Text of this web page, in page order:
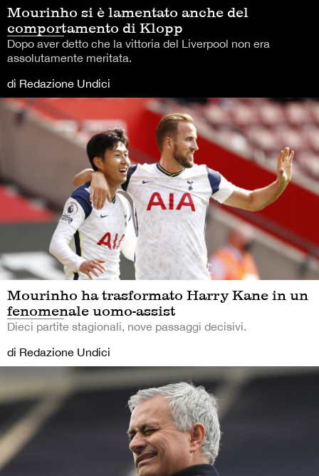
Mourinho si è lamentato anche del
comportamento di Klopp
Dopo aver detto che la vittoria del Liverpool non era
assolutamente meritata.
di Redazione Undici
Mourinho ha trasformato Harry Kane in un
fenomenale uomo-assist
Dieci partite stagionali, nove passaggi decisivi.
di Redazione Undici